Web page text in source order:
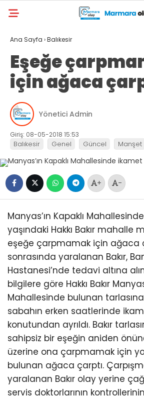
Ana Sayfa ›Balıkesir
Eşeğe
için ağaca
Yönetici Admin
Giriş: 08-05-2018 15:53
Balıkesir Genel Güncel Manşet
+ -
Manyas’ın Kapaklı
yaşındaki Hakkı Bakır mahalle
eşeğe çarpmamak için ağaca
sonrasında yaralanan Bakır,
Hastanesi’nde tedavi altına
bilgilere göre Hakkı Bakır
Mahallesinde bulunan
sabahın erken saatlerinde
konutundan ayrıldı. Bakır
sahipsiz bir eşeğin aniden
üzerine ona çarpmamak için
bulunan ağaca çarptı.
yaralanan Bakır olay yerine
servis doktorlarının